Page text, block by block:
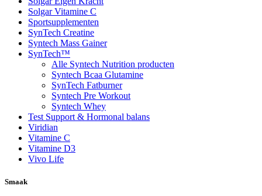
Solgar Vitamine C
Sportsupplementen
SynTech Creatine
Syntech Mass Gainer
SynTech™
Alle Syntech Nutrition producten
Syntech Bcaa Glutamine
SynTech Fatburner
Syntech Pre Workout
Syntech Whey
Test Support & Hormonal balans
Viridian
Vitamine C
Vitamine D3
Vivo Life
Smaak